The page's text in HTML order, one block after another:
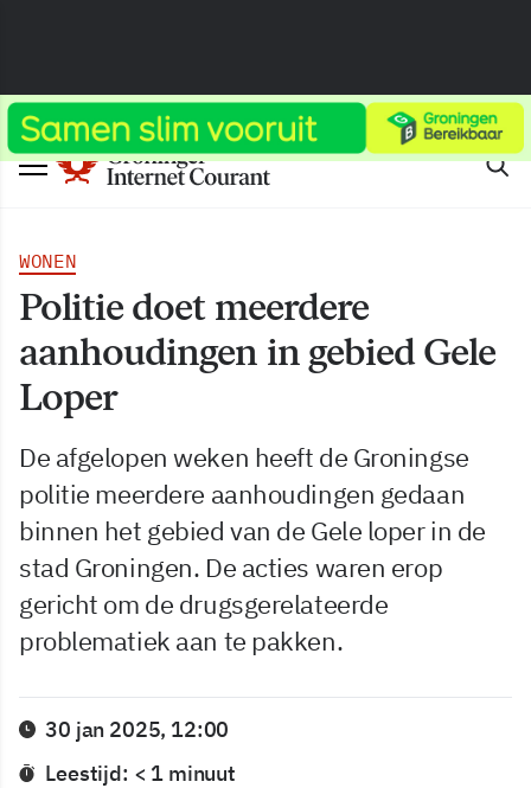
WONEN
Politie doet meerdere
aanhoudingen in gebied Gele
Loper
De afgelopen weken heeft de Groningse
politie meerdere aanhoudingen gedaan
binnen het gebied van de Gele loper in de
stad Groningen. De acties waren erop
gericht om de drugsgerelateerde
problematiek aan te pakken.
30 jan 2025, 12:00
Leestijd: < 1 minuut